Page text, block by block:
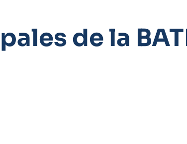
de la